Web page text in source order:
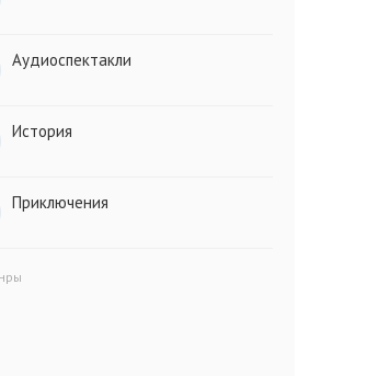
Аудиоспектакли
История
Приключения